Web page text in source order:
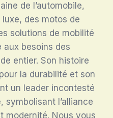
de l’automobile,
des motos de
solutions de mobilité
aux besoins des
entier. Son histoire
la durabilité et son
un leader incontesté
symbolisant l’alliance
modernité. Nous vous